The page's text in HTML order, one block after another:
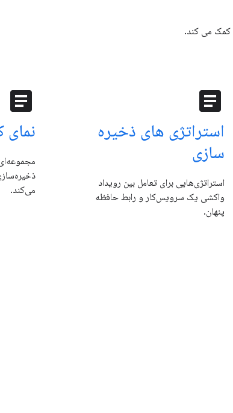
article
استراتژی های ذخیره
سازی
استراتژی‌هایی برای تعامل بین رویداد
واکشی یک سرویس‌کار و رابط حافظه
پنهان.
article
نمای
می‌کند.